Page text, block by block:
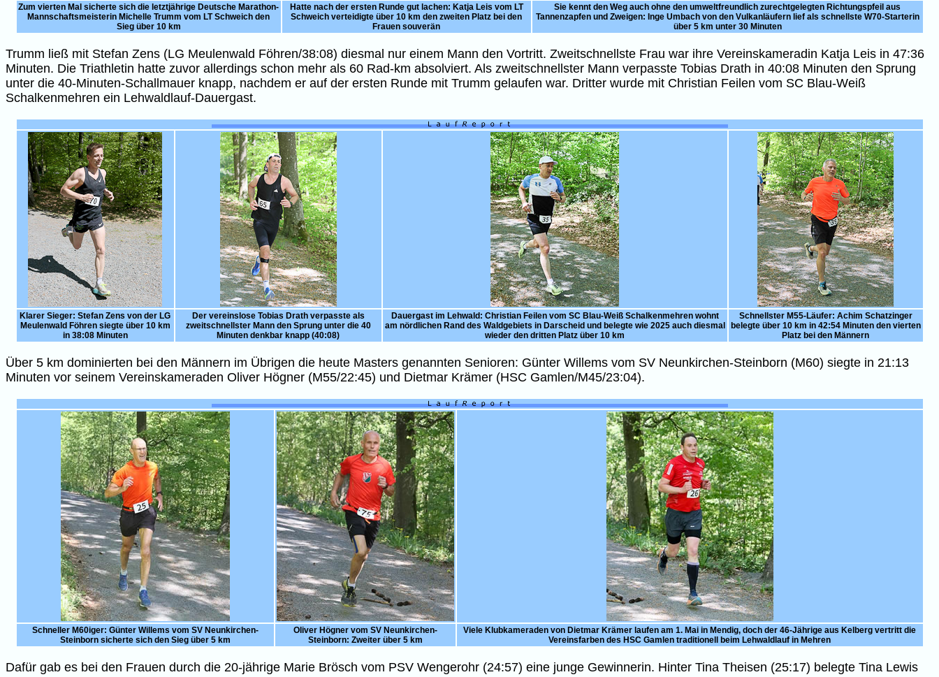
Zum vierten Mal sicherte sich die letztjährige Deutsche Marathon-
Mannschaftsmeisterin Michelle Trumm vom LT Schweich den
Sieg über 10 km
Hatte nach der ersten Runde gut lachen: Katja Leis vom LT
Schweich verteidigte über 10 km den zweiten Platz bei den
Frauen souverän
Sie kennt den Weg auch ohne den umweltfreundlich zurechtgelegten Richtungspfeil aus
Tannenzapfen und Zweigen: Inge Umbach von den Vulkanläufern lief als schnellste W70-Starterin
über 5 km unter 30 Minuten
Trumm ließ mit Stefan Zens (LG Meulenwald Föhren/38:08) diesmal nur einem Mann den Vortritt. Zweitschnellste Frau war ihre Vereinskameradin Katja Leis in 47:36
Minuten. Die Triathletin hatte zuvor allerdings schon mehr als 60 Rad-km absolviert. Als zweitschnellster Mann verpasste Tobias Drath in 40:08 Minuten den Sprung
unter die 40-Minuten-Schallmauer knapp, nachdem er auf der ersten Runde mit Trumm gelaufen war. Dritter wurde mit Christian Feilen vom SC Blau-Weiß
Schalkenmehren ein Lehwaldlauf-Dauergast.
Klarer Sieger: Stefan Zens von der LG
Meulenwald Föhren siegte über 10 km
in 38:08 Minuten
Der vereinslose Tobias Drath verpasste als
zweitschnellster Mann den Sprung unter die 40
Minuten denkbar knapp (40:08)
Dauergast im Lehwald: Christian Feilen vom SC Blau-Weiß Schalkenmehren wohnt
am nördlichen Rand des Waldgebiets in Darscheid und belegte wie 2025 auch diesmal
wieder den dritten Platz über 10 km
Schnellster M55-Läufer: Achim Schatzinger
belegte über 10 km in 42:54 Minuten den vierten
Platz bei den Männern
Über 5 km dominierten bei den Männern im Übrigen die heute Masters genannten Senioren: Günter Willems vom SV Neunkirchen-Steinborn (M60) siegte in 21:13
Minuten vor seinem Vereinskameraden Oliver Högner (M55/22:45) und Dietmar Krämer (HSC Gamlen/M45/23:04).
Schneller M60iger: Günter Willems vom SV Neunkirchen-
Steinborn sicherte sich den Sieg über 5 km
Oliver Högner vom SV Neunkirchen-
Steinborn: Zweiter über 5 km
Viele Klubkameraden von Dietmar Krämer laufen am 1. Mai in Mendig, doch der 46-Jährige aus Kelberg vertritt die
Vereinsfarben des HSC Gamlen traditionell beim Lehwaldlauf in Mehren
Dafür gab es bei den Frauen durch die 20-jährige Marie Brösch vom PSV Wengerohr (24:57) eine junge Gewinnerin. Hinter Tina Theisen (25:17) belegte Tina Lewis